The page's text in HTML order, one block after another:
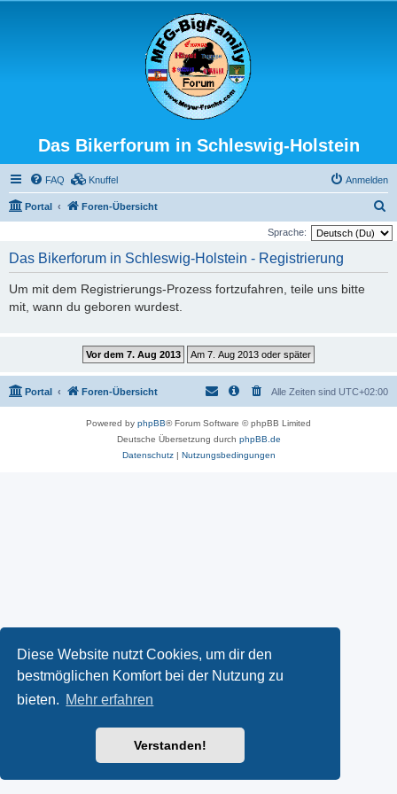
Diese Website nutzt Cookies, um dir den
bestmöglichen Komfort bei der Nutzung zu
bieten. Mehr erfahren
Verstanden!
Das Bikerforum in Schleswig-Holstein
FAQ Knuffel Anmelden
Portal Foren-Übersicht
u
Sprache:
Das Bikerforum in Schleswig-Holstein - Registrierung
Um mit dem Registrierungs-Prozess fortzufahren, teile uns bitte
mit, wann du geboren wurdest.
Portal Foren-Übersicht Alle Zeiten sind UTC+02:00
Powered by phpBB® Forum Software © phpBB Limited
Deutsche Übersetzung durch phpBB.de
Datenschutz| Nutzungsbedingungen